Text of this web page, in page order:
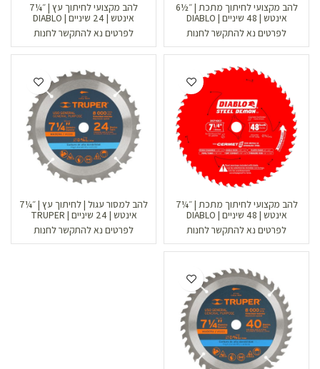
להב מקצועי לחיתוך מתכת | ״½6
אינטש | 48 שיניים | DIABLO
לפרטים נא להתקשר לחנות
להב מקצועי לחיתוך עץ | ״¼7
אינטש | 24 שיניים | DIABLO
לפרטים נא להתקשר לחנות
להב מקצועי לחיתוך מתכת | ״¼7
אינטש | 48 שיניים | DIABLO
לפרטים נא להתקשר לחנות
להב למסור עגול | לחיתוך עץ | ״¼7
אינטש | 24 שיניים | TRUPER
לפרטים נא להתקשר לחנות